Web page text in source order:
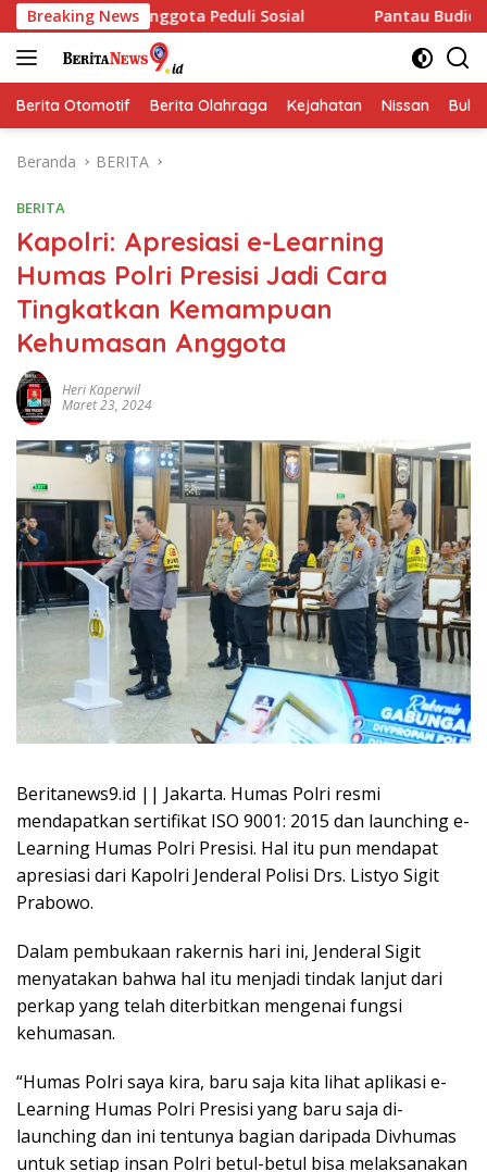
Langsung
ke
konten
Breaking News
Peduli Sosial Pantau Budidaya Lele di
Berita Otomotif Berita Olahraga Kejahatan Nissan
Beranda BERITA
BERITA
Kapolri: Apresiasi e-Learning
Humas Polri Presisi Jadi Cara
Tingkatkan Kemampuan
Kehumasan Anggota
Heri Kaperwil
Maret 23, 2024
Beritanews9.id || Jakarta. Humas Polri resmi
mendapatkan sertifikat ISO 9001: 2015 dan launching e-
Learning Humas Polri Presisi. Hal itu pun mendapat
apresiasi dari Kapolri Jenderal Polisi Drs. Listyo Sigit
Prabowo.
Dalam pembukaan rakernis hari ini, Jenderal Sigit
menyatakan bahwa hal itu menjadi tindak lanjut dari
perkap yang telah diterbitkan mengenai fungsi
kehumasan.
“Humas Polri saya kira, baru saja kita lihat aplikasi e-
Learning Humas Polri Presisi yang baru saja di-
launching dan ini tentunya bagian daripada Divhumas
untuk setiap insan Polri betul-betul bisa melaksanakan